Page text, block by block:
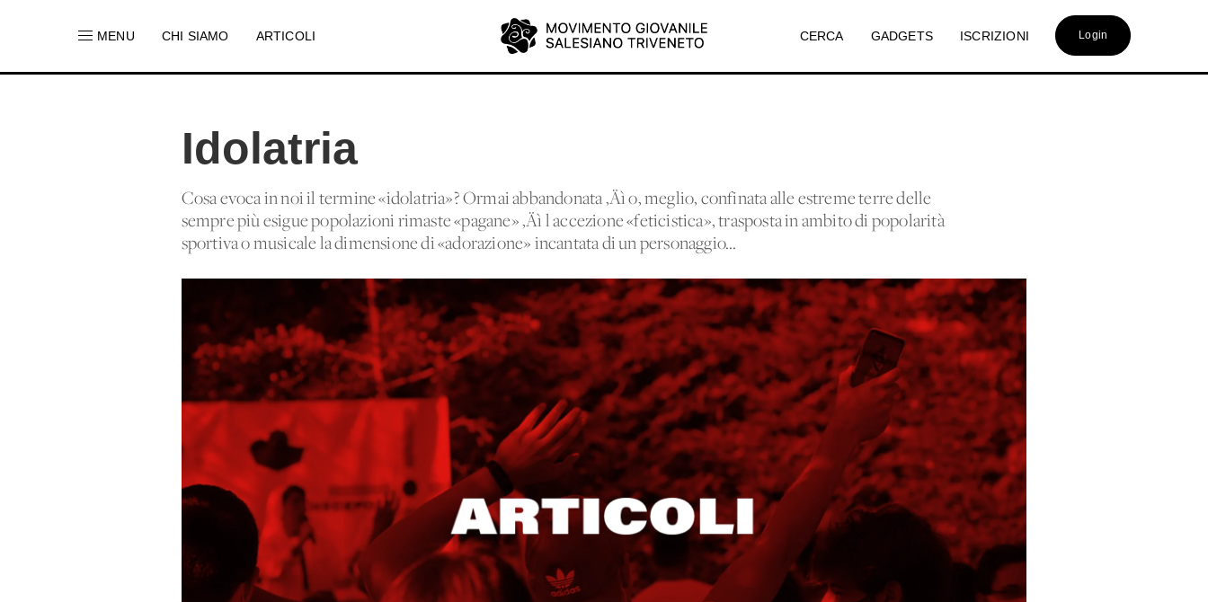
MENU CHI SIAMO ARTICOLI CERCA GADGETS ISCRIZIONI Login
Idolatria
Cosa evoca in noi il termine «idolatria»? Ormai abbandonata ‚Äì o, meglio, confinata alle estreme terre delle
sempre più esigue popolazioni rimaste «pagane» ‚Äì l'accezione «feticistica», trasposta in ambito di popolarità
sportiva o musicale la dimensione di «adorazione» incantata di un personaggio...